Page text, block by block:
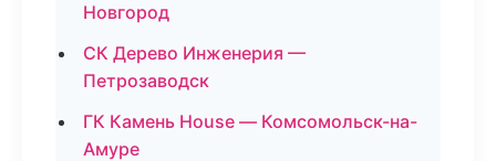
Новгород
СК Дерево Инженерия —
Петрозаводск
ГК Камень House — Комсомольск-на-
Амуре